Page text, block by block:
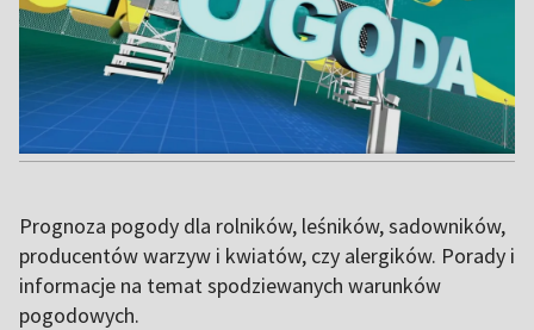
Prognoza pogody dla rolników, leśników, sadowników,
producentów warzyw i kwiatów, czy alergików. Porady i
informacje na temat spodziewanych warunków
pogodowych.